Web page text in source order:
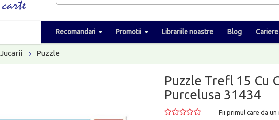
Recomandari Promotii Librariile noastre Blog Cariere
Jucarii Puzzle
Puzzle Trefl 15 Cu
Purcelusa 31434
Fii primul care da un